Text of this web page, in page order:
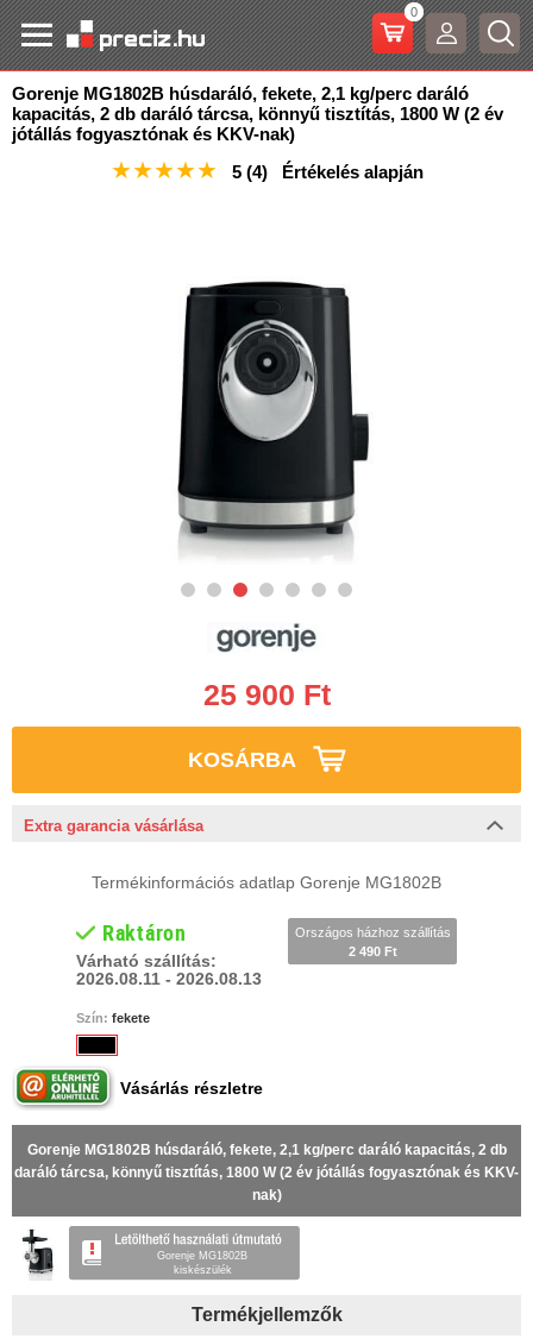
0
Gorenje MG1802B húsdaráló, fekete, 2,1 kg/perc daráló
kapacitás, 2 db daráló tárcsa, könnyű tisztítás, 1800 W (2 év
jótállás fogyasztónak és KKV-nak)
★★★★★ 5 (4)Értékelés alapján
25 900 Ft
KOSÁRBA
Extra garancia vásárlása
Termékinformációs adatlap Gorenje MG1802B
Raktáron
Várható szállítás:
2026.08.11 - 2026.08.13
Országos házhoz szállítás
2 490 Ft
Szín: fekete
Vásárlás részletre
Gorenje MG1802B húsdaráló, fekete, 2,1 kg/perc daráló kapacitás, 2 db
daráló tárcsa, könnyű tisztítás, 1800 W (2 év jótállás fogyasztónak és KKV-
nak)
Gorenje MG1802B
kiskészülék
Termékjellemzők